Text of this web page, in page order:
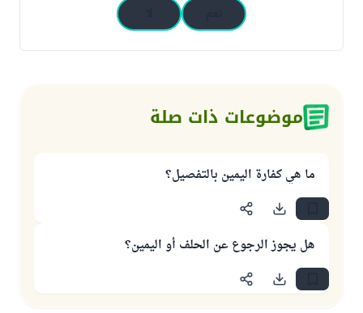
موضوعات ذات صلة
ما هي كفارة اليمين بالتفصيل؟
هل يجوز الرجوع عن الحلف أو اليمين؟